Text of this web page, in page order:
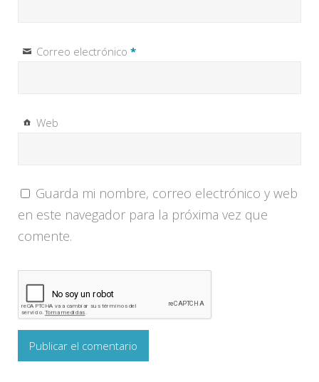
Correo electrónico *
Web
Guarda mi nombre, correo electrónico y web
en este navegador para la próxima vez que
comente.